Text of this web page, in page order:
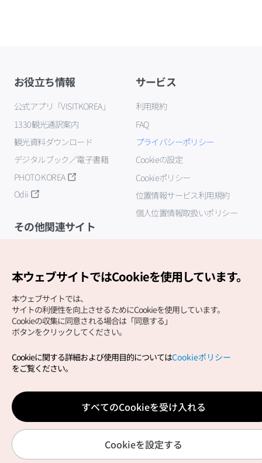
お役立ち情報
公式アプリ「VISITKOREA」
1330観光通訳案内
観光資料ダウンロード
デジタルブック／電子書籍
PHOTO KOREA
Odii
サービス
利用規約
FAQ
プライバシーポリシー
Cookieの設定
Cookieポリシー
位置情報サービス利用規約
個人位置情報取扱いポリシー
その他関連サイト
Copyright (c) Korea Tourism Organization All Rights
サイトエラー報告公式メール
japanese@knto.or.kr
本ウェブサイトではCookieを使用しています。
本ウェブサイトでは、
サイトの利便性を向上させるためにCookieを使用しています。
Cookieの収集に同意される場合は「同意する」
ボタンをクリックしてください。
Cookieに関する詳細および使用目的についてはCookieポリシー
をご覧ください。
すべてのCookieを受け入れる
Cookieを設定する